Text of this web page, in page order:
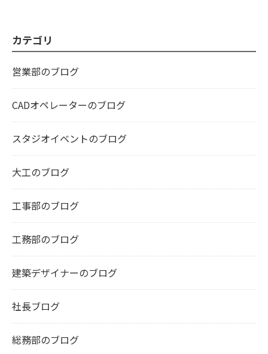
カテゴリ
営業部のブログ
CADオペレーターのブログ
スタジオイベントのブログ
大工のブログ
工事部のブログ
工務部のブログ
建築デザイナーのブログ
社長ブログ
総務部のブログ